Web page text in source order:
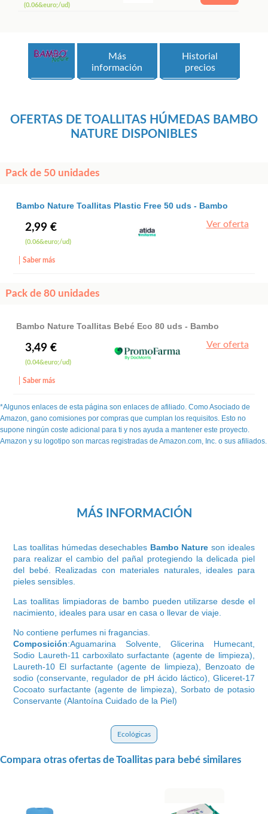
(0.06&euro;/ud)
Más
información
Historial
precios
OFERTAS DE TOALLITAS HÚMEDAS BAMBO
NATURE DISPONIBLES
Pack de 50 unidades
Bambo Nature Toallitas Plastic Free 50 uds - Bambo
Saber más
2,99 €
(0.06&euro;/ud)
Ver oferta
Pack de 80 unidades
Bambo Nature Toallitas Bebé Eco 80 uds - Bambo
Saber más
3,49 €
(0.04&euro;/ud)
Ver oferta
*Algunos enlaces de esta página son enlaces de afiliado. Como Asociado de
Amazon, gano comisiones por compras que cumplan los requisitos. Esto no
supone ningún coste adicional para ti y nos ayuda a mantener este proyecto.
Amazon y su logotipo son marcas registradas de Amazon.com, Inc. o sus afiliados.
MÁS INFORMACIÓN
Las toallitas húmedas desechables Bambo Nature son ideales
para realizar el cambio del pañal protegiendo la delicada piel
del bebé. Realizadas con materiales naturales, ideales para
pieles sensibles.
Las toallitas limpiadoras de bambo pueden utilizarse desde el
nacimiento, ideales para usar en casa o llevar de viaje.
No contiene perfumes ni fragancias.
Composición:Aguamarina Solvente, Glicerina Humecant,
Sodio Laureth-11 carboxilato surfactante (agente de limpieza),
Laureth-10 El surfactante (agente de limpieza), Benzoato de
sodio (conservante, regulador de pH ácido láctico), Gliceret-17
Cocoato surfactante (agente de limpieza), Sorbato de potasio
Conservante (Alantoína Cuidado de la Piel)
Ecológicas
Compara otras ofertas de Toallitas para bebé similares